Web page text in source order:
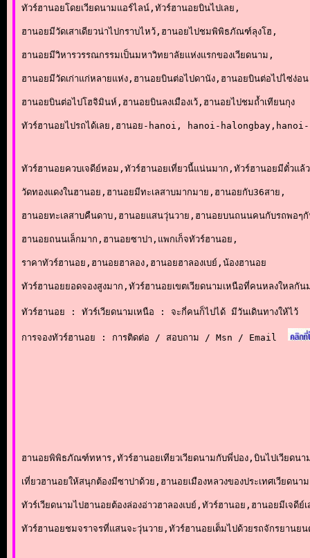
ทัวร์ฮานอยโดยเวียดนามแอร์ไลน์,ทัวร์ฮานอยบินไปเลย,
ฮานอยมีวัดเสาเดียวน่าไปกราบไหว้,ฮานอยไปชมพิพิธภัณฑ์ลุงโฮ,
ฮานอยมีวิหารวรรณกรรมเป็นมหาวิทยาลัยแห่งแรกของเวียดนาม,
ฮานอยมีวัดเก่าแก่หลายแห่ง,ฮานอยบินต่อไปดานัง,ฮานอยบินต่อไปไซ่ง่อ
ฮานอยบินต่อไปโฮจิมินห์,ฮานอยบินลงเมืองเว้,ฮานอยไปชมถ้ำเทียนกุง
ทัวร์ฮานอยไปรถได้เลย,ฮานอย-hanoi, hanoi-
ทัวร์ฮานอยควบเจดีย์หอม,ทัวร์ฮานอยเที่ยวนี้แน่นมาก,ทัวร์ฮานอยมีตั๋วแล้
วัดทองแดงในฮานอย,ฮานอยมีทะเลสาบมากมาย,ฮานอยกับ36สาย,
ฮานอยทะเลสาบคืนดาบ,ฮานอยแสนวุ่นวาย,ฮานอยบนถนนคนกับรถพอๆ
ฮานอยถนนเล็กมาก,ฮานอยซาปา,แพกเก็จทัวร์ฮานอย,
ราคาทัวร์ฮานอย,ฮานอยฮาลอง,ฮานอยฮาลองเบย์,น้องฮานอย
ทัวร์ฮานอยยอดจองสูงมาก,ทัวร์ฮานอยเขตเวียดนามเหนือที่คนหลงใหลกั
ทัวร์ฮานอย : ทัวร์เวียดนามเหนือ : จะกี่คนก็ไปได้ มีวันเดินทางให้ไว้
การจองทัวร์ฮานอย : การติดต่อ / สอบถาม / Msn / Email
ฮานอยพิพิธภัณฑ์ทหาร,ทัวร์ฮานอยเทียวเวียดนามกับพี่ปอง,บินไปเวียดน
เที่ยวฮานอยให้สนุกต้องมีซาปาด้วย,ฮานอยเมืองหลวงของประเทศเวียดนา
ทัวร์เวียดนามไปฮานอยต้องล่องอ่าวฮาลองเบย์,ทัวร์ฮานอย,ฮานอยมีเจดีย์เ
ทัวร์ฮานอยชมจราจรที่แสนจะวุ่นวาย,ทัวร์ฮานอยเต็มไปด้วยรถจักรยาน